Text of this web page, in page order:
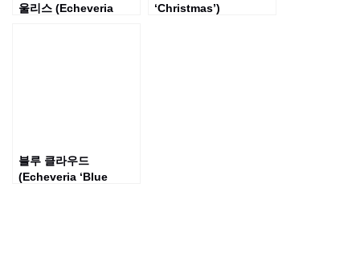
울리스 (Echeveria
‘Christmas’)
블루 클라우드
(Echeveria ‘Blue